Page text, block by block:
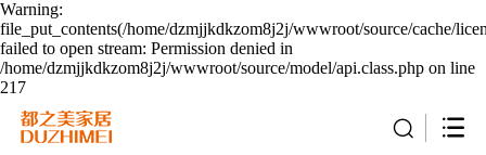
Warning:
file_put_contents(/home/dzmjjkdkzom8j2j/wwwroot/source/cache/
failed to open stream: Permission denied in
/home/dzmjjkdkzom8j2j/wwwroot/source/model/api.class.php on line
217